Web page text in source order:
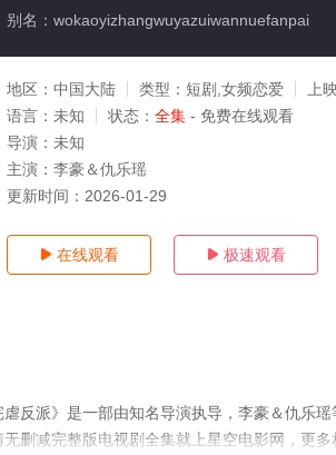
别名：wokaoyizhangwuyazuiwannuefanpai
地区： 中国大陆 类型： 短剧,女频恋爱 上
语言： 未知 状态： 全集 - 免费在线观看
导演： 未知
主演： 李豪＆仇乐瑶
更新时间： 2026-01-29
 在线观看  极速观看
反派》是一部由知名导演执导，李豪＆仇乐
删减完整版电视剧全集就上星空电影网，更